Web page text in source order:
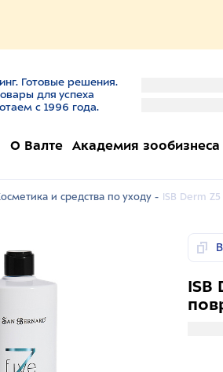
Готовые решения.
для успеха
с 1996 года.
О Валте Академия зообизнеса
и средства по уходу - ISB Derm
ISB